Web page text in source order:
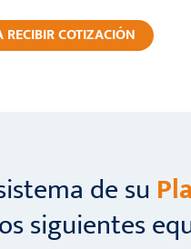
COTIZACIÓN
de su
siguientes